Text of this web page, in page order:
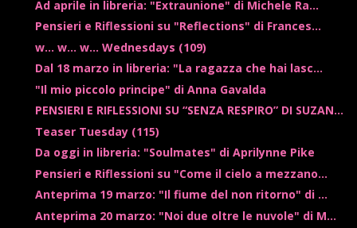
Ad aprile in libreria: "Extraunione" di Michele Ra...
Pensieri e Riflessioni su "Reflections" di Frances...
w... w... w... Wednesdays (109)
Dal 18 marzo in libreria: "La ragazza che hai lasc...
"Il mio piccolo principe" di Anna Gavalda
PENSIERI E RIFLESSIONI SU “SENZA RESPIRO” DI SUZAN...
Teaser Tuesday (115)
Da oggi in libreria: "Soulmates" di Aprilynne Pike
Pensieri e Riflessioni su "Come il cielo a mezzano...
Anteprima 19 marzo: "Il fiume del non ritorno" di ...
Anteprima 20 marzo: "Noi due oltre le nuvole" di M...